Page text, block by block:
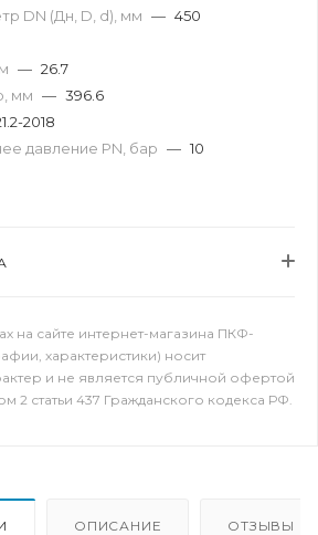
DN (Дн, D, d), мм — 450
— 26.7
мм — 396.6
2018
давление PN, бар — 10
на сайте интернет-магазина ПКФ-
характеристики) носит
и не является публичной офертой
2 статьи 437 Гражданского кодекса РФ.
ОПИСАНИЕ ОТЗЫВЫ